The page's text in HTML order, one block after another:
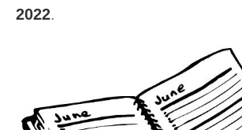
2022.